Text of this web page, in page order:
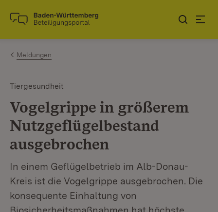
Zum Inhalt springen
Link zur Startseite
Meldungen
Tiergesundheit
Vogelgrippe in größerem
Nutzgeflügelbestand
ausgebrochen
In einem Geflügelbetrieb im Alb-Donau-
Kreis ist die Vogelgrippe ausgebrochen. Die
konsequente Einhaltung von